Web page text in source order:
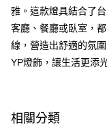
AFTEE先享後付
相關說明
【關於「AFTEE先享後
AFTEE先享後付是「在
便利好安心！
新竹貨運宅配
雅。這款燈具結合了
客廳、餐廳或臥室，
線，營造出舒適的氛
YP燈飾，讓生活更添
相關分類